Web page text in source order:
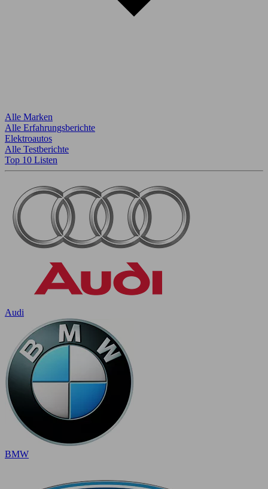
Alle Marken
Alle Erfahrungsberichte
Elektroautos
Alle Testberichte
Top 10 Listen
Audi
BMW